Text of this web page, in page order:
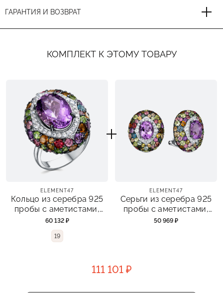
ГАРАНТИЯ И ВОЗВРАТ
КОМПЛЕКТ К ЭТОМУ ТОВАРУ
ELEMENT47
Кольцо из серебра 925
пробы с аметистами,
турмалинами,
перидотами и
фианитами
60 132 ₽
19
ELEMENT47
Серьги из серебра 925
пробы с аметистами,
турмалинами,
50 969 ₽
111 101 ₽